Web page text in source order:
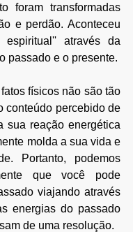
foram transformadas
e perdão. Aconteceu
espiritual'' através da
passado e o presente.
físicos não são tão
conteúdo percebido de
sua reação energética
molda a sua vida e
Portanto, podemos
que você pode
viajando através
energias do passado
de uma resolução.